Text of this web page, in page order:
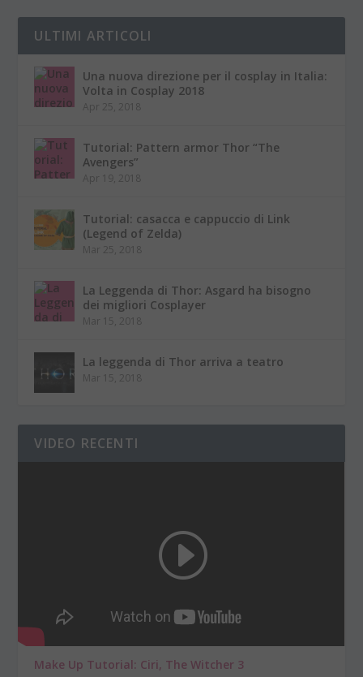
ULTIMI ARTICOLI
Una nuova direzione per il cosplay in Italia:
Volta in Cosplay 2018
Apr 25, 2018
Tutorial: Pattern armor Thor “The
Avengers”
Apr 19, 2018
Tutorial: casacca e cappuccio di Link
(Legend of Zelda)
Mar 25, 2018
La Leggenda di Thor: Asgard ha bisogno
dei migliori Cosplayer
Mar 15, 2018
La leggenda di Thor arriva a teatro
Mar 15, 2018
VIDEO RECENTI
Make Up Tutorial: Ciri, The Witcher 3